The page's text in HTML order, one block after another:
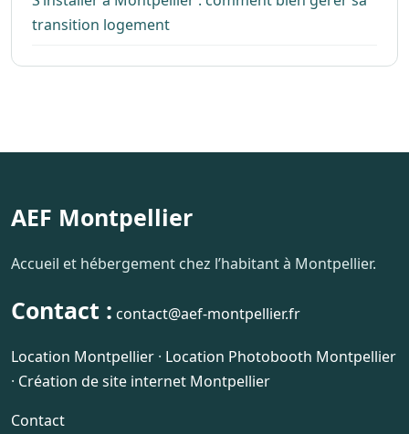
transition logement
AEF Montpellier
Accueil et hébergement chez l’habitant à Montpellier.
Contact : contact@aef-montpellier.fr
Location Montpellier · Location Photobooth Montpellier
· Création de site internet Montpellier
Contact